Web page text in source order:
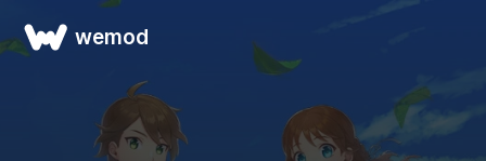
wemod